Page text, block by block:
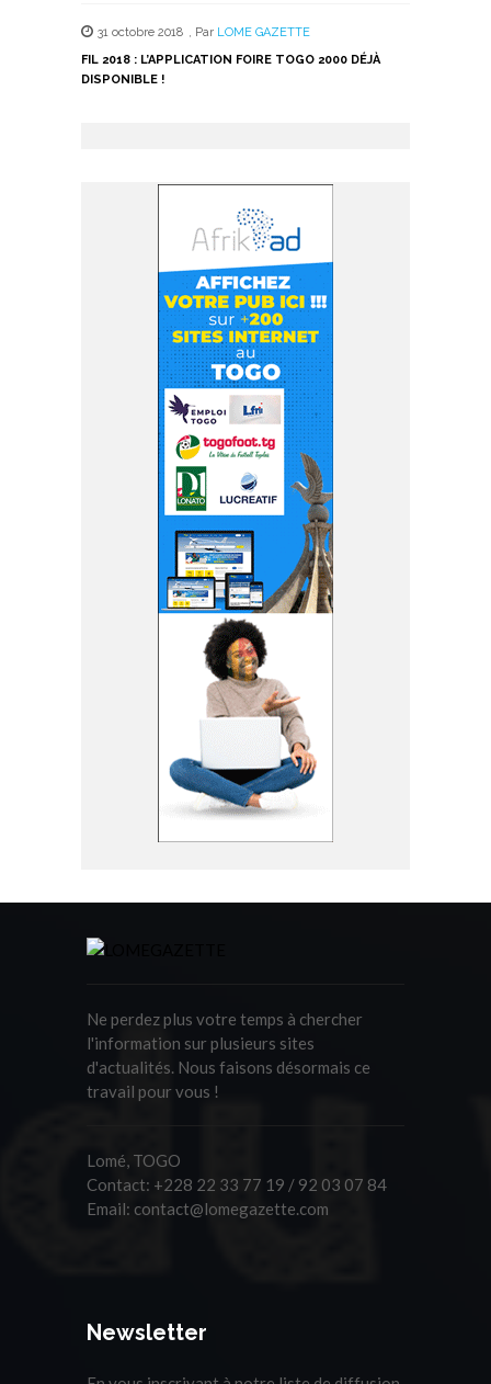
31 octobre 2018 , Par LOME GAZETTE
FIL 2018 : L’APPLICATION FOIRE TOGO 2000 DÉJÀ
DISPONIBLE !
Ne perdez plus votre temps à chercher
l'information sur plusieurs sites
d'actualités. Nous faisons désormais ce
travail pour vous !
Lomé, TOGO
Contact: +228 22 33 77 19 / 92 03 07 84
Email: contact@lomegazette.com
Newsletter